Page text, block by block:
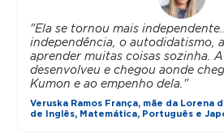
"Ela se tornou mais
independência, o autodidatismo,
aprender muitas coisas sozinha.
desenvolveu e chegou aonde
Kumon e ao empenho dela."
Veruska Ramos França, mãe da Lorena
de Inglês, Matemática, Português e